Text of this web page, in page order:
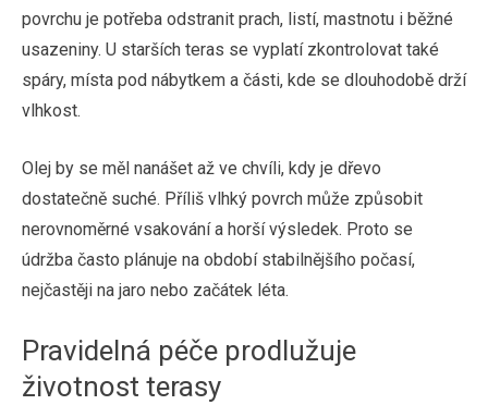
povrchu je potřeba odstranit prach, listí, mastnotu i běžné
usazeniny. U starších teras se vyplatí zkontrolovat také
spáry, místa pod nábytkem a části, kde se dlouhodobě drží
vlhkost.
Olej by se měl nanášet až ve chvíli, kdy je dřevo
dostatečně suché. Příliš vlhký povrch může způsobit
nerovnoměrné vsakování a horší výsledek. Proto se
údržba často plánuje na období stabilnějšího počasí,
nejčastěji na jaro nebo začátek léta.
Pravidelná péče prodlužuje
životnost terasy